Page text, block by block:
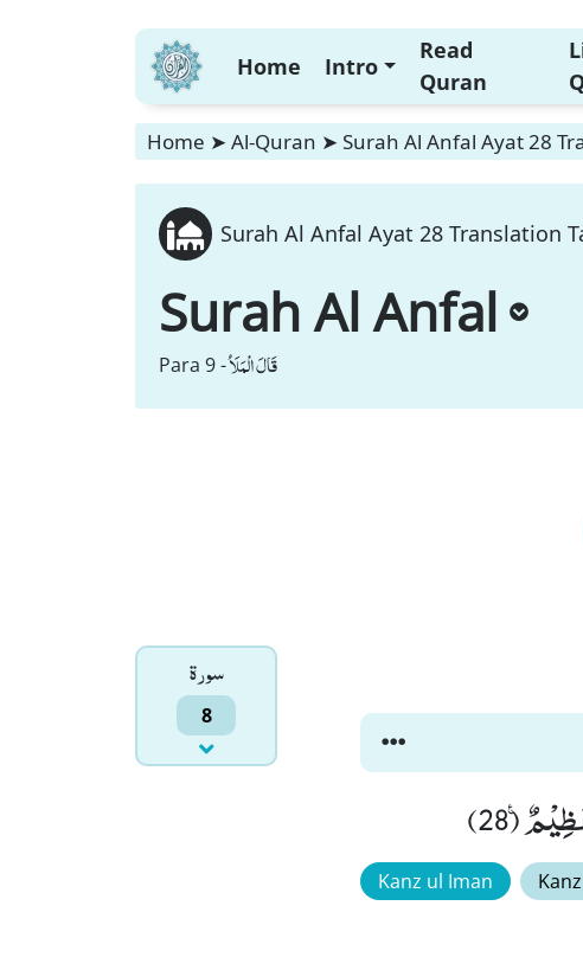
Home Intro
Read
Quran
Home ➤ Al-Quran ➤ Surah Al Anfal Ayat 28
Surah Al Anfal Ayat 28 Translation
Surah Al Anfal
Para 9 -قَالَ الْمَلَاُ
سورۃ
8
(28)
Kanz ul Iman